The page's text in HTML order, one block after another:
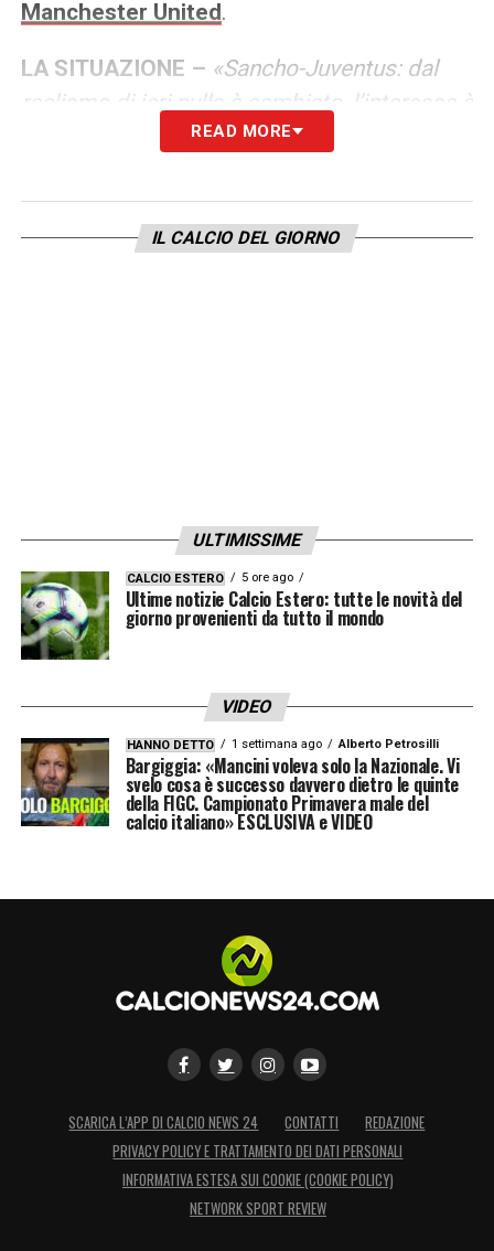
Manchester United.
LA SITUAZIONE – «Sancho-Juventus: dal
realismo di ieri nulla è cambiato, l’interesse è
forte ma la distanza resta. Ci saranno altri
altri club interessati) ma oggi il Manchester
United vuole di più. E le poche cessioni
READ MORE
IL CALCIO DEL GIORNO
ULTIMISSIME
CALCIO ESTERO 5 ore ago
Ultime notizie Calcio Estero: tutte le novità del
giorno provenienti da tutto il mondo
VIDEO
HANNO DETTO 1 settimana ago Alberto Petrosilli
Bargiggia: «Mancini voleva solo la Nazionale. Vi
svelo cosa è successo davvero dietro le quinte
della FIGC. Campionato Primavera male del
calcio italiano» ESCLUSIVA e VIDEO
SCARICA L’APP DI CALCIO NEWS 24 CONTATTI
REDAZIONE
PRIVACY POLICY E TRATTAMENTO DEI DATI PERSONALI
INFORMATIVA ESTESA SUI COOKIE (COOKIE POLICY)
NETWORK SPORT REVIEW